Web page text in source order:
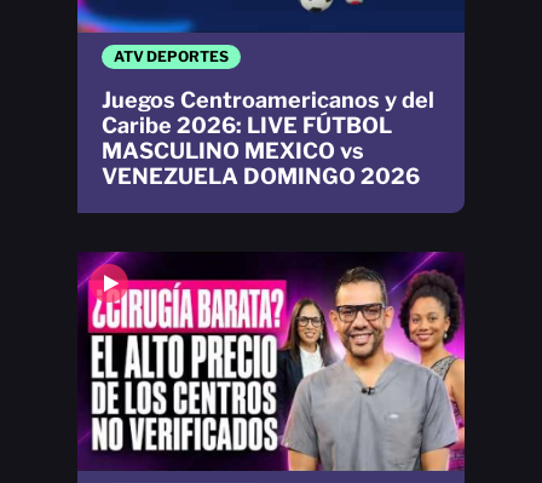
ATV DEPORTES
Juegos Centroamericanos y del
Caribe 2026: LIVE FÚTBOL
MASCULINO MEXICO vs
VENEZUELA DOMINGO 2026